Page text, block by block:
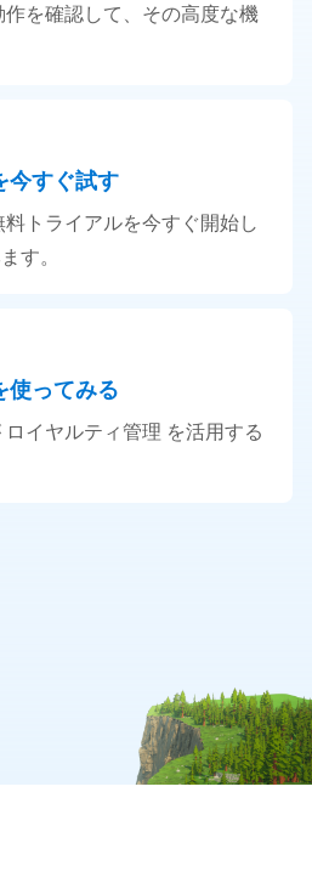
を確認して、その高度な機
今すぐ試す
トライアルを今すぐ開始し
す。
使ってみる
イヤルティ管理 を活用する